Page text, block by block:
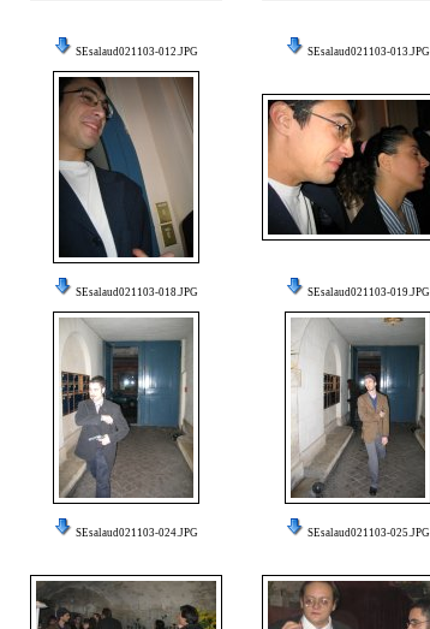
SEsalaud021103-012.JPG SEsalaud021103-013.JPG
SEsalaud021103-018.JPG SEsalaud021103-019.JPG
SEsalaud021103-024.JPG SEsalaud021103-025.JPG